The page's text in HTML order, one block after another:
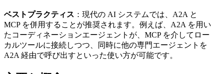
ベストプラクティス ：現代の AI システムでは、A2A と
MCP を併用することが推奨されます。例えば、A2A を用い
たコーディネーションエージェントが、MCP を介してロー
カルツールに接続しつつ、同時に他の専門エージェントを
A2A 経由で呼び出すといった使い方が可能です。